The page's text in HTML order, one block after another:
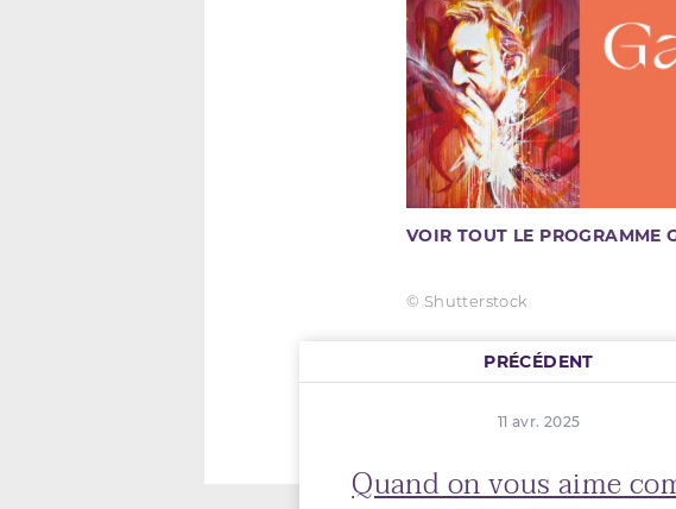
VOIR TOUT LE PROGRAMME
© Shutterstock
PRÉCÉDENT
11 avr. 2025
Quand on vous aime